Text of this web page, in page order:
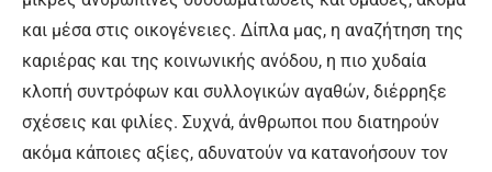
και μέσα στις οικογένειες. Δίπλα μας, η αναζήτηση της
καριέρας και της κοινωνικής ανόδου, η πιο χυδαία
κλοπή συντρόφων και συλλογικών αγαθών, διέρρηξε
σχέσεις και φιλίες. Συχνά, άνθρωποι που διατηρούν
ακόμα κάποιες αξίες, αδυνατούν να κατανοήσουν τον